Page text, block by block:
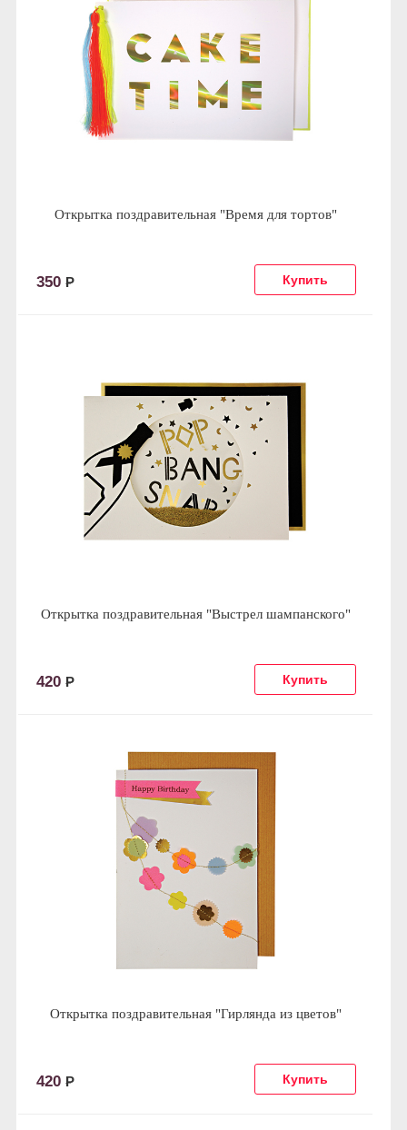
Открытка поздравительная "Время для тортов"
350 Р
Открытка поздравительная "Выстрел шампанского"
420 Р
Открытка поздравительная "Гирлянда из цветов"
420 Р